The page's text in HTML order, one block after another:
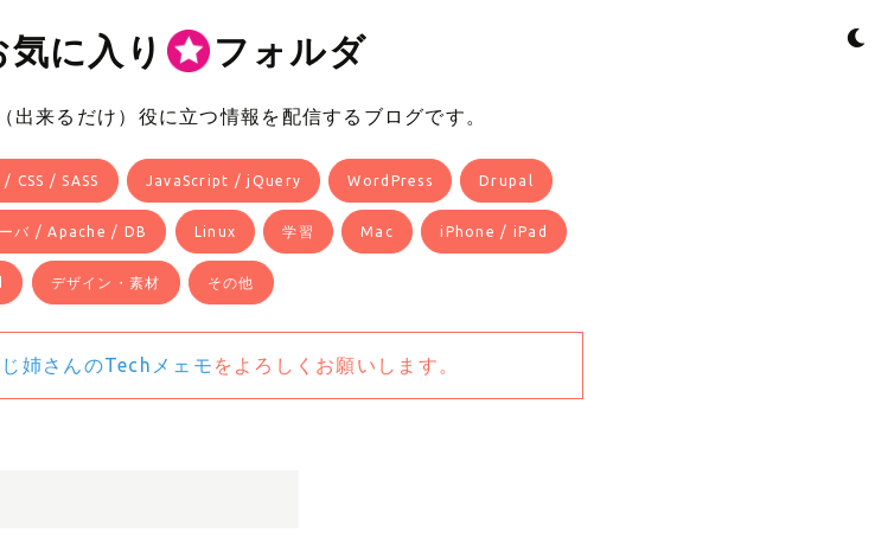
に入り フォルダ
出来るだけ）役に立つ情報を配信するブログです。
/ CSS / SASS JavaScript / jQuery WordPress Drupal
バ / Apache / DB Linux 学習 Mac iPhone / iPad
デザイン・素材 その他
姉さんのTechメェモ をよろしくお願いします。